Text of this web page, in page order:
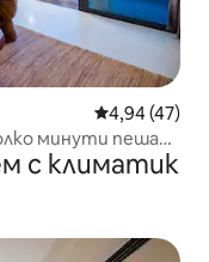
Средна
4,94 (47)
минути пеша
с климатик